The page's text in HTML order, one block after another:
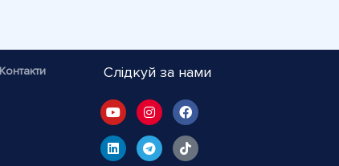
Контакти Слідкуй за нами